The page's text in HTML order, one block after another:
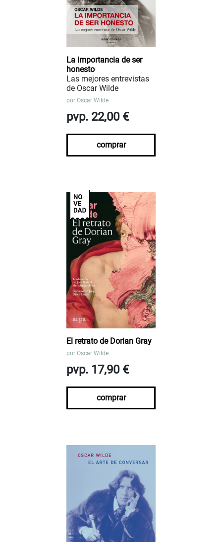
La importancia de ser
honesto
Las mejores entrevistas
de Oscar Wilde
por Oscar Wilde
pvp. 22,00 €
comprar
El retrato de Dorian Gray
por Oscar Wilde
pvp. 17,90 €
comprar